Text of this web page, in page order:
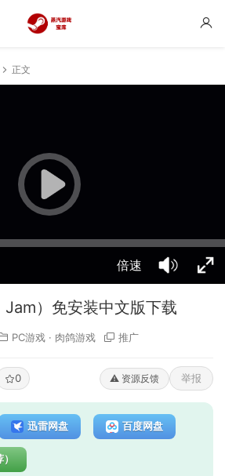
正文
倍速
100%
）免安装中文版下载
PC游戏 · 肉鸽游戏 推广
0 ⚠️ 资源反馈 举报
迅雷网盘 百度网盘